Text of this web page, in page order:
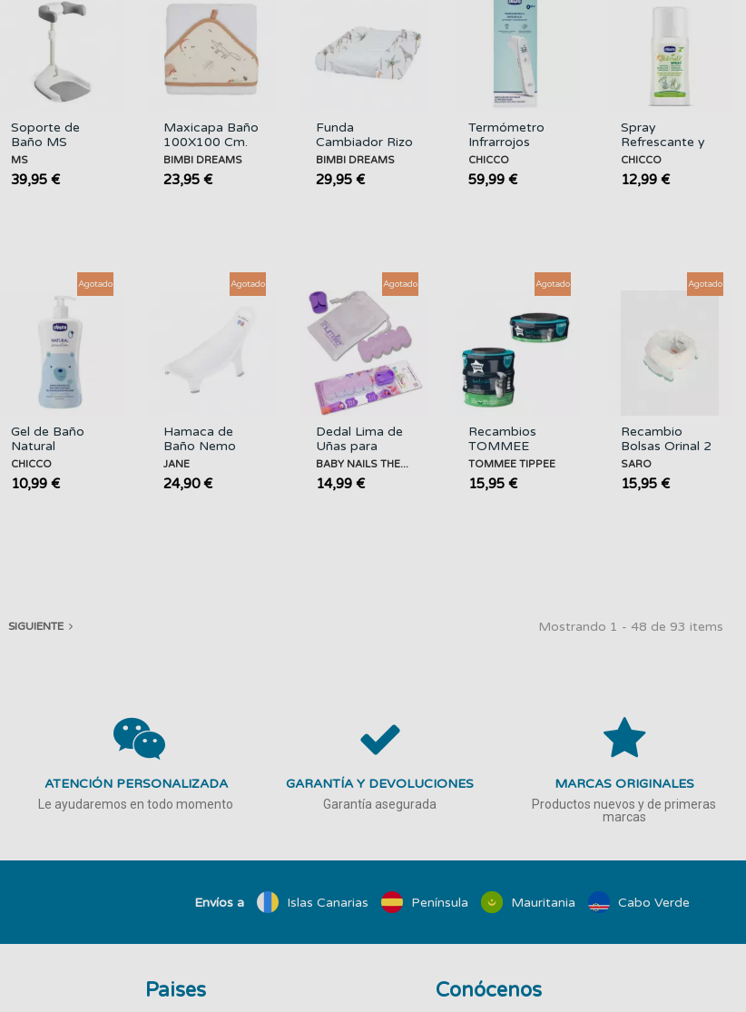
Soporte de
Baño MS
MS
39,95 €
Maxicapa Baño
100X100 Cm.
Bimbidreams
BIMBI
DREAMS
BIMBI DREAMS
23,95 €
Funda
Cambiador Rizo
Bimbidreams
BIMBI
DREAMS
BIMBI DREAMS
29,95 €
Termómetro
Infrarrojos
CHICCO
CHICCO
59,99 €
Spray
Refrescante y
Protector
100ML.
CHICCO
CHICCO
12,99 €
Gel de Baño
Natural
Sensation 500
Ml. CHICCO
CHICCO
10,99 €
Agotado
Hamaca de
Baño Nemo
Jané JANE
JANE
24,90 €
Agotado
Dedal Lima de
Uñas para
Recién Nacidos
BABY NAILS
THE THUMBLE
BABY NAILS THE...
14,99 €
Agotado
Recambios
TOMMEE
TIPPEE
TOMMEE TIPPEE
15,95 €
Agotado
Recambio
Bolsas Orinal 2
en 1 Potette
Plus SARO
SARO
15,95 €
Agotado
SIGUIENTE Mostrando 1 - 48 de 93 items
ATENCIÓN PERSONALIZADA
Le ayudaremos en todo momento
GARANTÍA Y DEVOLUCIONES
Garantía asegurada
MARCAS ORIGINALES
Productos nuevos y de primeras
marcas
Envíos a Islas Canarias Península Mauritania Cabo Verde
Paises Conócenos